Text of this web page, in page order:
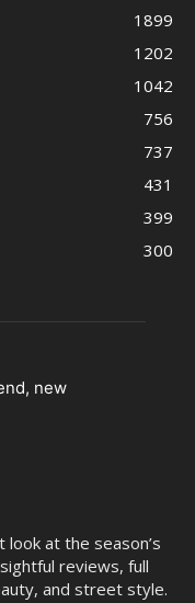
1899
1202
1042
756
737
431
399
300
at the season’s
reviews, full
and street style.